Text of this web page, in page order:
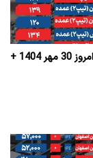
قیمت سیمان امروز 30 مهر 1404 +